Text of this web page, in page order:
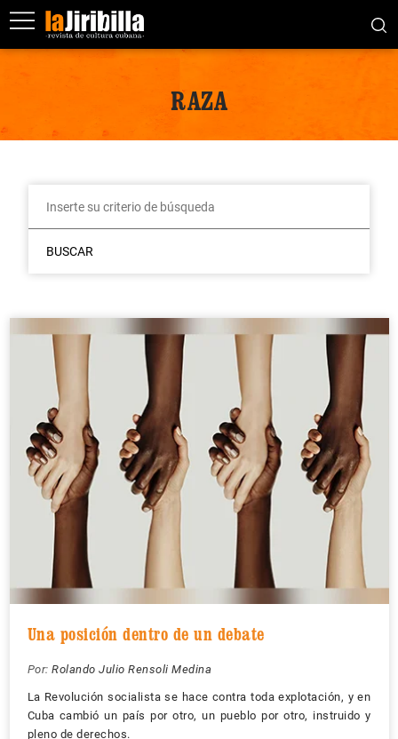
RAZA
BUSCAR
Una posición dentro de un debate
Por: Rolando Julio Rensoli Medina
La Revolución socialista se hace contra toda explotación, y en
Cuba cambió un país por otro, un pueblo por otro, instruido y
pleno de derechos.